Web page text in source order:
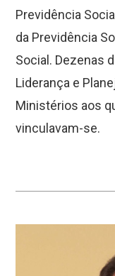
Previdência
da Previdência
Social. Dezenas
Liderança e
Ministérios aos
vinculavam-se.